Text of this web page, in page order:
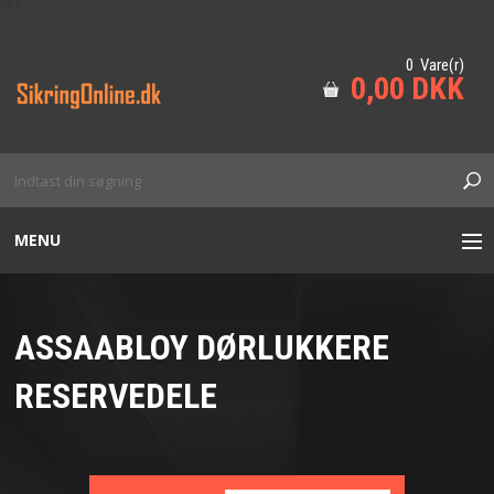
0 Vare(r)
0,00 DKK
MENU
DØRLUKKERE
CYLINDER
ASSAABLOY DØRLUKKERE
RESERVEDELE